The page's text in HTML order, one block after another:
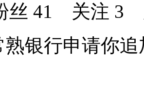
丝 41 关注 3
熟银行申请你追